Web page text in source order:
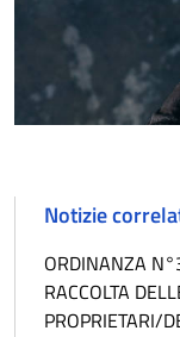
Notizie
ORDINANZA
RACCOLTA
PROPRIETARI/